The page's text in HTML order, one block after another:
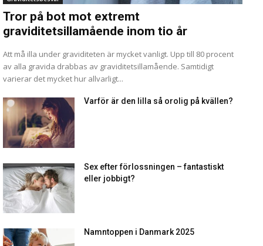
Tror på bot mot extremt
graviditetsillamående inom tio år
Att må illa under graviditeten är mycket vanligt. Upp till 80 procent
av alla gravida drabbas av graviditetsillamående. Samtidigt
varierar det mycket hur allvarligt...
Varför är den lilla så orolig på kvällen?
Sex efter förlossningen – fantastiskt
eller jobbigt?
Namntoppen i Danmark 2025